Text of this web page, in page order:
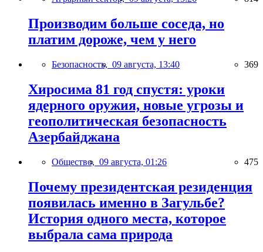
Производим больше соседа, но
платим дороже, чем у него
Безопасность, 09 августа, 13:40 369
Хиросима 81 год спустя: уроки
ядерного оружия, новые угрозы и
геополитическая безопасность
Азербайджана
Общество, 09 августа, 01:26 475
Почему президентская резиденция
появилась именно в Загульбе?
История одного места, которое
выбрала сама природа